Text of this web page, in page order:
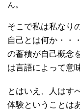
ん。
そこで私は私なり
自己とは何か・・
の蓄積が自己概念
は言語によって意
とはいえ、人はす
体験ということは